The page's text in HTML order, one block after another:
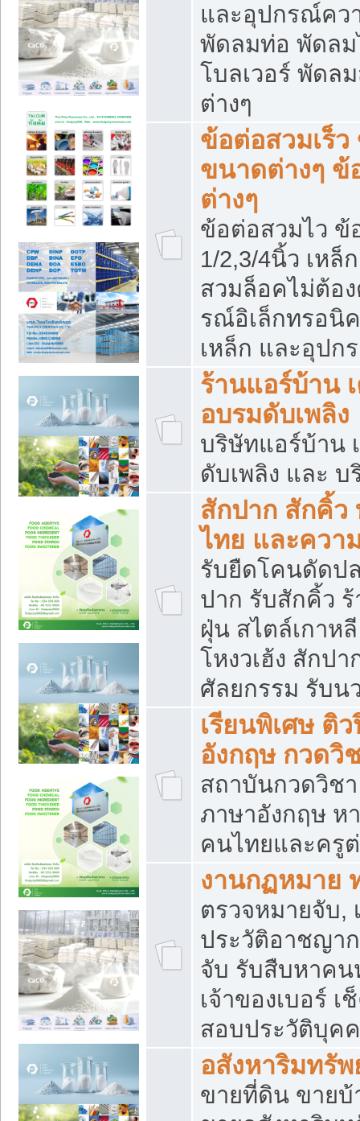
และอุปกรณ์คว
พัดลมท่อ พัดลม
โบลเวอร์ พัดล
ต่างๆ
ข้อต่อสวมเร็
ขนาดต่างๆ ข้
ต่างๆ
ข้อต่อสวมไว ข้
1/2,3/4นิ้ว เหล็
สวมล็อคไม่ต้อ
รณ์อิเล็กทรอนิ
เหล็ก และอุปก
ร้านแอร์บ้าน
อบรมดับเพลิง
บริษัทแอร์บ้าน
ดับเพลิง และ
สักปาก สักคิ้
ไทย และควา
รับยืดโคนดัดป
ปาก รับสักคิ้ว
ฝุ่น สไตล์เกาห
โหงวเฮ้ง สักป
ศัลยกรรม รับน
เรียนพิเศษ ติ
อังกฤษ กวดวิ
สถาบันกวดวิช
ภาษาอังกฤษ ห
คนไทยและครู
งานกฏหมาย
ตรวจหมายจับ,
ประวัติอาชญา
จับ รับสืบหาคน
เจ้าของเบอร์
สอบประวัติบุค
อสังหาริมทรัพ
ขายที่ดิน ขายบ้